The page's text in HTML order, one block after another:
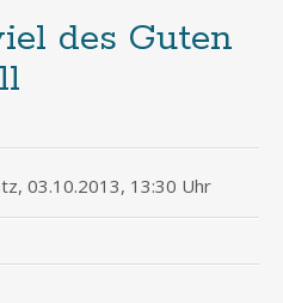
des Guten
03.10.2013, 13:30 Uhr